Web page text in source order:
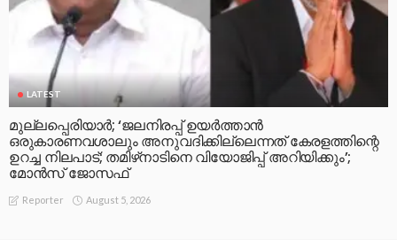
LATEST
മുല്ലപ്പെരിയാര്‍; ‘ജലനിരപ്പ് ഉയര്‍ത്താന്‍
ഒരുകാരണവശാലും അനുവദിക്കില്ലെന്നത് കേരളത്തിന്റെ
ഉറച്ച നിലപാട്; തമിഴ്‌നാടിനെ വിയോജിപ്പ് അറിയിക്കും’;
മോന്‍സ് ജോസഫ്
Reporter August 5, 2026